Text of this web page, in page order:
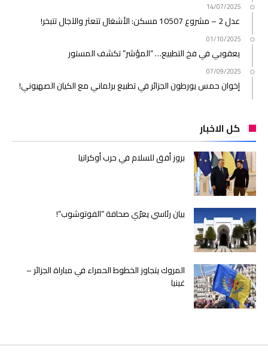
14/07/2025
عدل 2 – مشروع 10507 مسكن: الأشغال تتعثر والآجال تتبخر!
01/10/2025
يعقوبي في فخ التطبيع… “المؤشر” تكشف المستور
07/09/2025
إخوان حمس يورطون الجزائر في تطبيع برلماني مع الكيان الصهيوني!
كل الاخبار
بروز أفق للسلام في حرب أوكرانيا
بيان رئاسي يعرّي صحافة “الفوتوشوب”!
المروك يتجاوز الخطوط الحمراء في مباراة الجزائر –
غينيا